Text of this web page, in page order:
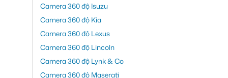
Camera 360 độ Isuzu
Camera 360 độ Kia
Camera 360 độ Lexus
Camera 360 độ Lincoln
Camera 360 độ Lynk & Co
Camera 360 độ Maserati